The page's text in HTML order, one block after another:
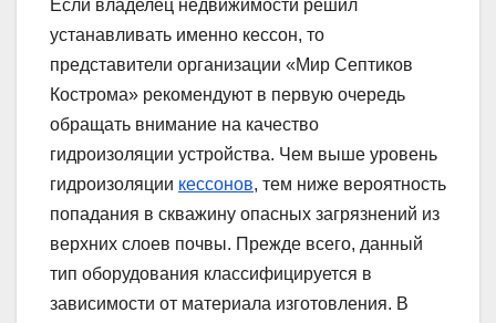
Если владелец недвижимости решил
устанавливать именно кессон, то
представители организации «Мир Септиков
Кострома» рекомендуют в первую очередь
обращать внимание на качество
гидроизоляции устройства. Чем выше уровень
гидроизоляции кессонов, тем ниже вероятность
попадания в скважину опасных загрязнений из
верхних слоев почвы. Прежде всего, данный
тип оборудования классифицируется в
зависимости от материала изготовления. В